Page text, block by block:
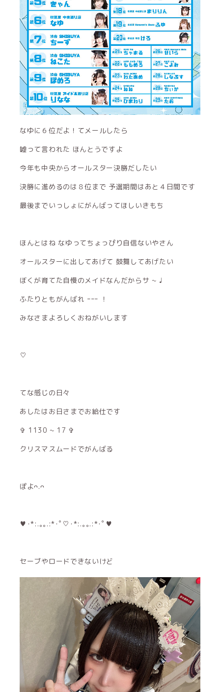
なゆに６位だよ！てメールしたら
嘘って言われた ほんとうですよ
今年も中央からオールスター決勝だしたい
決勝に進めるのは８位まで 予選期間はあと４日間です
最後までいっしょにがんばってほしいきもち
ほんとはね なゆってちょっぴり自信ないやさん
オールスターに出してあげて 鼓舞してあげたい
ぼくが育てた自慢のメイドなんだからサ ~ ♩
ふたりともがんばれ ｰｰｰ ！
みなさまよろしくおねがいします
♡
てな感じの日々
あしたはお日さまでお給仕です
✞ 1130 ~ 17 ✞
クリスマスムードでがんばる
ぽよᴖ.ᴖ
♥･*:.｡｡.:*･ﾟ♡･*:.｡｡.:*･ﾟ♥
セーブやロードできないけど